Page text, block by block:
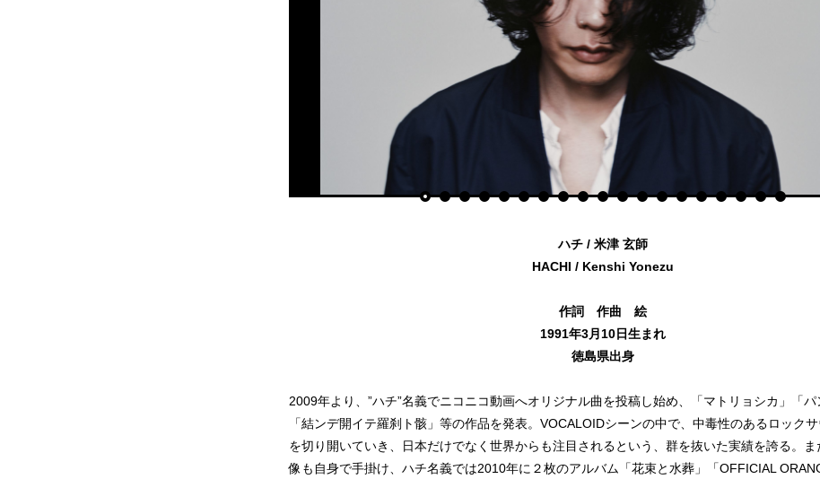
ハチ / 米津 玄師
HACHI / Kenshi Yonezu
作詞 作曲 絵
1991年3月10日生まれ
徳島県出身
2009年より、”ハチ”名義でニコニコ動画へオリジナル曲を投稿し始め、「マトリョシカ」「パ
「結ンデ開イテ羅刹ト骸」等の作品を発表。VOCALOIDシーンの中で、中毒性のあるロック
を切り開いていき、日本だけでなく世界からも注目されるという、群を抜いた実績を誇る。
像も自身で手掛け、ハチ名義では2010年に２枚のアルバム「花束と水葬」「OFFICIAL